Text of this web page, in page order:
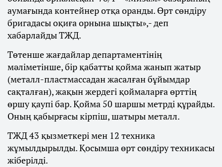
аумағында контейнер отқа оранды. Өрт сөндіру
бригадасы оқиға орнына шықты»,- деп
хабарлайды ТЖД.
Төтенше жағдайлар департаментінің
мәліметінше, бір қабатты қойма жанып жатыр
(металл-пластмассадан жасалған бұйымдар
сақталған), жақын жердегі қоймаларға өрттің
өршу қаупі бар. Қойма 50 шаршы метрді құрайды.
Оның қабырғасы кірпіш, шатыры металл.
ТЖД 43 қызметкері мен 12 техника
жұмылдырылды. Қосымша өрт сөндіру техникасы
жіберілді.